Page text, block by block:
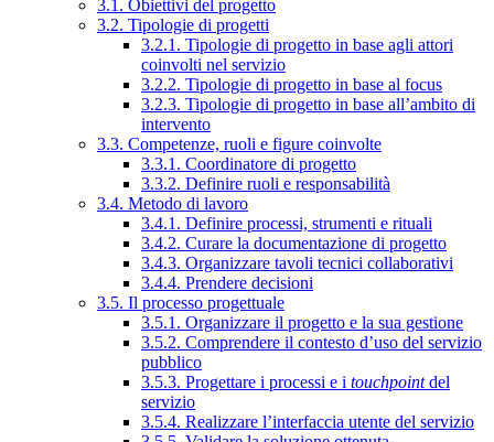
3.1. Obiettivi del progetto
3.2. Tipologie di progetti
3.2.1. Tipologie di progetto in base agli attori
coinvolti nel servizio
3.2.2. Tipologie di progetto in base al focus
3.2.3. Tipologie di progetto in base all’ambito di
intervento
3.3. Competenze, ruoli e figure coinvolte
3.3.1. Coordinatore di progetto
3.3.2. Definire ruoli e responsabilità
3.4. Metodo di lavoro
3.4.1. Definire processi, strumenti e rituali
3.4.2. Curare la documentazione di progetto
3.4.3. Organizzare tavoli tecnici collaborativi
3.4.4. Prendere decisioni
3.5. Il processo progettuale
3.5.1. Organizzare il progetto e la sua gestione
3.5.2. Comprendere il contesto d’uso del servizio
pubblico
3.5.3. Progettare i processi e i touchpointdel
servizio
3.5.4. Realizzare l’interfaccia utente del servizio